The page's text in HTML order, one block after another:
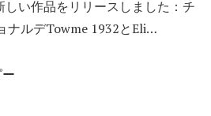
い作品をリリースしました：チ
ナルデTowme 1932とEli…